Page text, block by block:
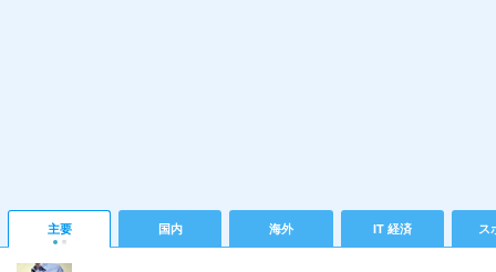
主要 国内 海外 IT 経済 ス